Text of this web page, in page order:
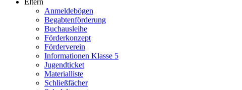
Eltern
Anmeldebögen
Begabtenförderung
Buchausleihe
Förderkonzept
Förderverein
Informationen Klasse 5
Jugendticket
Materialliste
Schließfächer